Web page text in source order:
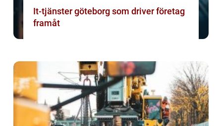
It-tjänster göteborg som driver företag
framåt